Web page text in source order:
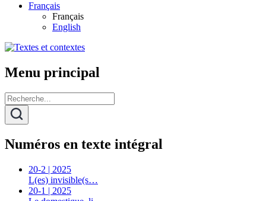
Français
Français
English
Menu principal
Numéros en texte intégral
20-2 | 2025
L(es) invisible(s…
20-1 | 2025